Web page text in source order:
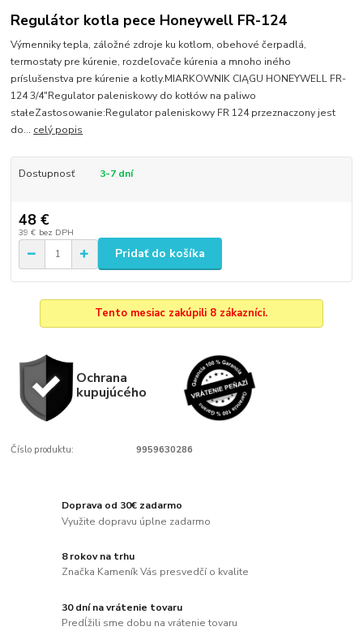
Regulátor kotla pece Honeywell FR-124
Výmenniky tepla, záložné zdroje ku kotlom, obehové čerpadlá,
termostaty pre kúrenie, rozdeľovače kúrenia a mnoho iného
príslušenstva pre kúrenie a kotly.MIARKOWNIK CIĄGU HONEYWELL FR-
124 3/4"Regulator paleniskowy do kotłów na paliwo
stałeZastosowanie:Regulator paleniskowy FR 124 przeznaczony jest
do... celý popis
Dostupnosť 3-7 dní
48 €
39 € bez DPH
Pridať do košíka
Tento mesiac zakúpili 8 zákazníci.
Ochrana
kupujúcého
Číslo produktu: 9959630286
Doprava od 30€ zadarmo
Využite dopravu úplne zadarmo
8 rokov na trhu
Značka Kameník Vás presvedčí o kvalite
30 dní na vrátenie tovaru
Predĺžili sme dobu na vrátenie tovaru